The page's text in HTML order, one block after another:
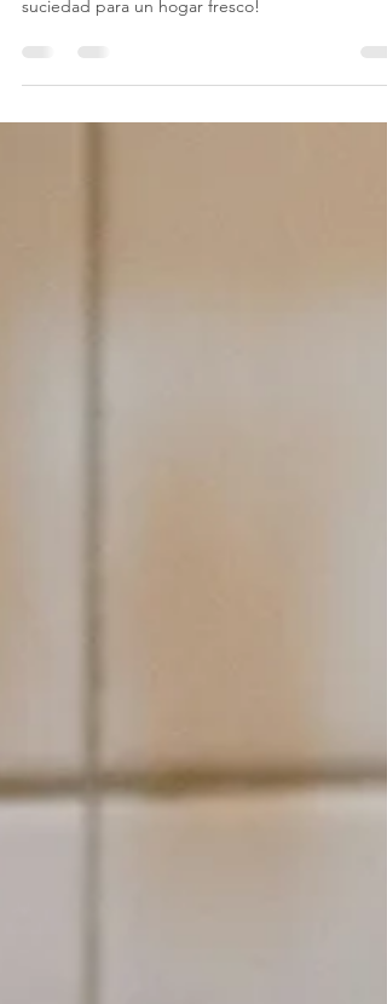
Limpia alféizares de ventanas con los consejos de
suciedad para un hogar fresco!